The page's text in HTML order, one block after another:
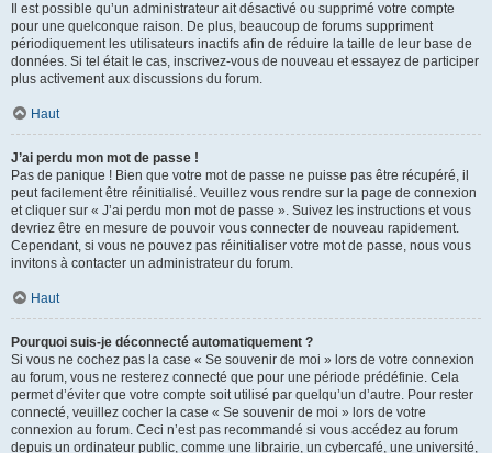
Il est possible qu’un administrateur ait désactivé ou supprimé votre compte
pour une quelconque raison. De plus, beaucoup de forums suppriment
périodiquement les utilisateurs inactifs afin de réduire la taille de leur base de
données. Si tel était le cas, inscrivez-vous de nouveau et essayez de participer
plus activement aux discussions du forum.
Haut
J’ai perdu mon mot de passe !
Pas de panique ! Bien que votre mot de passe ne puisse pas être récupéré, il
peut facilement être réinitialisé. Veuillez vous rendre sur la page de connexion
et cliquer sur « J’ai perdu mon mot de passe ». Suivez les instructions et vous
devriez être en mesure de pouvoir vous connecter de nouveau rapidement.
Cependant, si vous ne pouvez pas réinitialiser votre mot de passe, nous vous
invitons à contacter un administrateur du forum.
Haut
Pourquoi suis-je déconnecté automatiquement ?
Si vous ne cochez pas la case « Se souvenir de moi » lors de votre connexion
au forum, vous ne resterez connecté que pour une période prédéfinie. Cela
permet d’éviter que votre compte soit utilisé par quelqu’un d’autre. Pour rester
connecté, veuillez cocher la case « Se souvenir de moi » lors de votre
connexion au forum. Ceci n’est pas recommandé si vous accédez au forum
depuis un ordinateur public, comme une librairie, un cybercafé, une université,